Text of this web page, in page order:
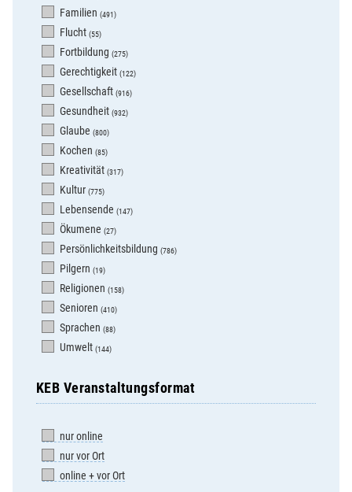
Familien (491)
Flucht (55)
Fortbildung (275)
Gerechtigkeit (122)
Gesellschaft (916)
Gesundheit (932)
Glaube (800)
Kochen (85)
Kreativität (317)
Kultur (775)
Lebensende (147)
Ökumene (27)
Persönlichkeitsbildung (786)
Pilgern (19)
Religionen (158)
Senioren (410)
Sprachen (88)
Umwelt (144)
KEB Veranstaltungsformat
nur online
nur vor Ort
online + vor Ort